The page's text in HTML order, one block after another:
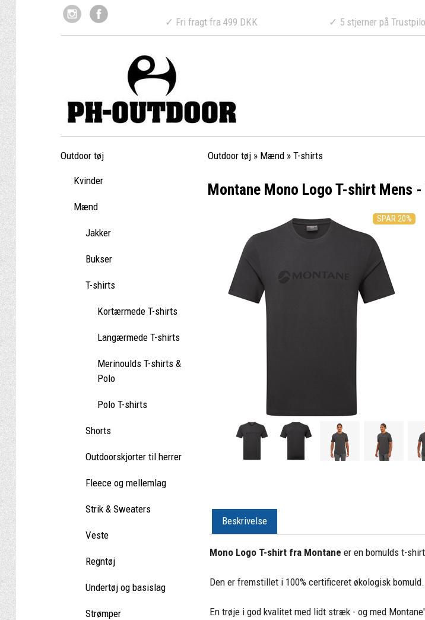
✓ Fri fragt fra 499 DKK ✓ 5 stjerner på
Outdoor tøj
Kvinder
Mænd
Jakker
Bukser
T-shirts
Kortærmede T-shirts
Langærmede T-shirts
Merinoulds T-shirts &
Polo
Polo T-shirts
Shorts
Outdoorskjorter til herrer
Fleece og mellemlag
Strik & Sweaters
Veste
Regntøj
Undertøj og basislag
Strømper
Outdoor tøj» Mænd» T-shirts
Montane Mono Logo T-shirt Mens
SPAR 20%
Beskrivelse
Mono Logo T-shirt fra Montane er en bomulds t-
Den er fremstillet i 100% certificeret økologisk bomuld.
En trøje i god kvalitet med lidt stræk - og med